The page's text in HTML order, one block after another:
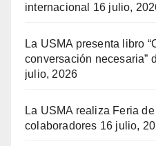
internacional
16 julio,
La USMA presenta libro
conversación necesaria”
julio, 2026
La USMA realiza Feria
colaboradores 16 julio,